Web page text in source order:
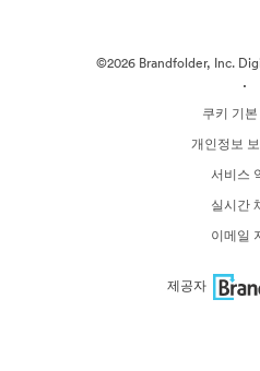
©2026 Brandfolder, Inc.
·
쿠키 기
개인정보
서비스
실시간
이메일
제공자